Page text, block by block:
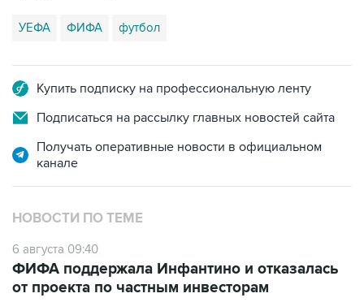
УЕФА ФИФА футбол
Купить подписку на профессиональную ленту
Подписаться на рассылку главных новостей сайта
Получать оперативные новости в официальном
канале
НОВОСТИ ПО ТЕМЕ
6 августа 09:40
ФИФА поддержала Инфантино и отказалась
от проекта по частным инвесторам